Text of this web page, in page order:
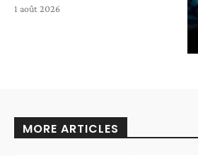
1 août 2026
MORE ARTICLES